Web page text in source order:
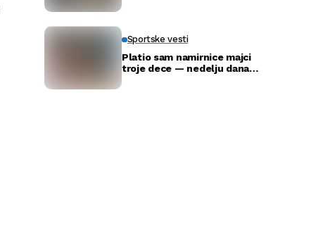
Sportske vesti
Platio sam namirnice majci
troje dece — nedelju dana